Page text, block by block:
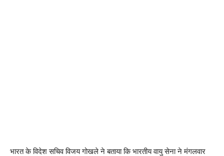
भारत के विदेश सचिव विजय गोखले ने बताया कि भारतीय वायु सेना ने मंगलवार